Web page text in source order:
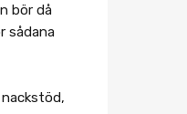
bör då
sådana